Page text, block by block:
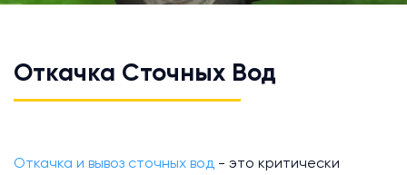
Откачка Сточных Вод
Откачка и вывоз сточных вод - это критически